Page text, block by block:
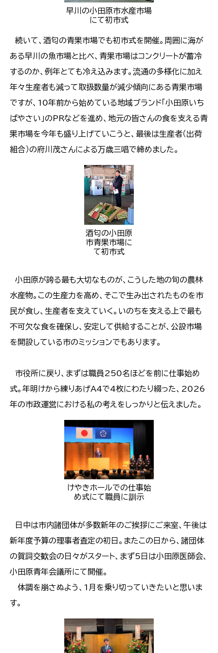
早川の小田原市水産市場
にて初市式
続いて、酒匂の青果市場でも初市式を開催。周囲に海が
ある早川の魚市場と比べ、青果市場はコンクリートが蓄冷
するのか、例年とても冷え込みます。流通の多様化に加え
年々生産者も減って取扱数量が減少傾向にある青果市場
ですが、10年前から始めている地域ブランド「小田原いち
ばやさい」のPRなどを進め、地元の皆さんの食を支える青
果市場を今年も盛り上げていこうと、最後は生産者（出荷
組合）の府川茂さんによる万歳三唱で締めました。
酒匂の小田原
市青果市場に
て初市式
小田原が誇る最も大切なものが、こうした地の旬の農林
水産物。この生産力を高め、そこで生み出されたものを市
民が食し、生産者を支えていく。いのちを支える上で最も
不可欠な食を確保し、安定して供給することが、公設市場
を開設している市のミッションでもあります。
市役所に戻り、まずは職員250名ほどを前に仕事始め
式。年明けから練りあげA4で4枚にわたり綴った、2026
年の市政運営における私の考えをしっかりと伝えました。
けやきホールでの仕事始
め式にて職員に訓示
日中は市内諸団体が多数新年のご挨拶にご来室、午後は
新年度予算の理事者査定の初日。またこの日から、諸団体
の賀詞交歓会の日々がスタート、まず5日は小田原医師会、
小田原青年会議所にて開催。
​​​​​​​ 体調を崩さぬよう、1月を乗り切っていきたいと思いま
す。